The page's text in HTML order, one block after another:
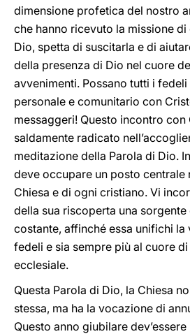
dimensione profetica del nostro
che hanno ricevuto la missione
Dio, spetta di suscitarla e di
della presenza di Dio nel cuore
avvenimenti. Possano tutti i fedeli
personale e comunitario con
messaggeri! Questo incontro con
saldamente radicato
meditazione della Parola di Dio.
deve occupare un posto centrale
Chiesa e di ogni cristiano. Vi
della sua riscoperta una
costante, affinché essa unifichi la
fedeli e sia sempre più al cuore
ecclesiale.
Questa Parola di Dio, la Chiesa
stessa, ma ha la vocazione di
Questo anno giubilare